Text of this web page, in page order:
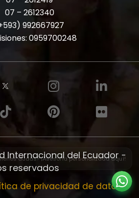
07 – 2612340
992667927
0959700248
Internacional del Ecuador -
reservados
de privacidad de datos
dudas? ¡Asesoría personalizada aquí!